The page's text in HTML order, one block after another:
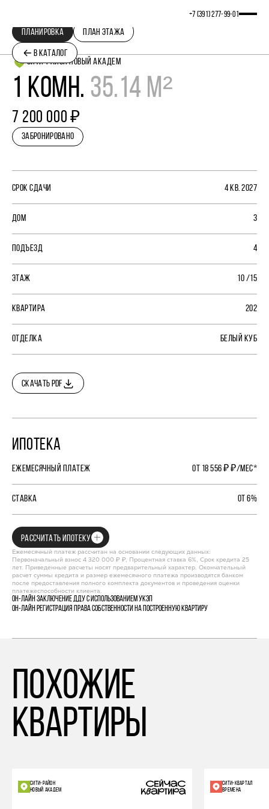
+7 (391) 277‒99‒01
В КАТАЛОГ
ПЛАНИРОВКА ПЛАН ЭТАЖА
СИТИ-РАЙОН НОВЫЙ АКАДЕМ
1 КОМН. 35.14 М²
7 200 000 ₽
ЗАБРОНИРОВАНО
СРОК СДАЧИ 4 КВ. 2027
ДОМ 3
ПОДЪЕЗД 4
ЭТАЖ 10 /15
КВАРТИРА 202
ОТДЕЛКА БЕЛЫЙ КУБ
СКАЧАТЬ PDF
ИПОТЕКА
ЕЖЕМЕСЯЧНЫЙ ПЛАТЕЖ ОТ 18 556 ₽ ₽/МЕС*
СТАВКА ОТ 6%
РАССЧИТАТЬ ИПОТЕКУ
Ежемесячный платеж рассчитан на основании следующих данных:
Первоначальный взнос 4 320 000 ₽ ₽, Процентная ставка 6%, Срок кредита 25
лет. Приведенные расчеты носят предварительный характер. Окончательный
расчет суммы кредита и размер ежемесячного платежа производятся банком
после предоставления полного комплекта документов и проведения оценки
платежеспособности клиента.
Он-лайн заключение ДДУ с использованием УКЭП
Он-лайн регистрация права собственности на построенную квартиру
похожие
квартиры
СИТИ-РАЙОН
НОВЫЙ АКАДЕМ
СИТИ-КВАРТАЛ
ВРЕМЕНА